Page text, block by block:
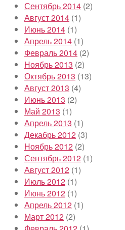
Сентябрь 2014 (2)
Август 2014 (1)
Июнь 2014 (1)
Апрель 2014 (1)
Февраль 2014 (2)
Ноябрь 2013 (2)
Октябрь 2013 (13)
Август 2013 (4)
Июнь 2013 (2)
Май 2013 (1)
Апрель 2013 (1)
Декабрь 2012 (3)
Ноябрь 2012 (2)
Сентябрь 2012 (1)
Август 2012 (1)
Июль 2012 (1)
Июнь 2012 (1)
Апрель 2012 (1)
Март 2012 (2)